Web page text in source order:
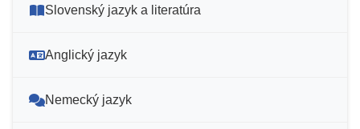
Slovenský jazyk a literatúra
Anglický jazyk
Nemecký jazyk